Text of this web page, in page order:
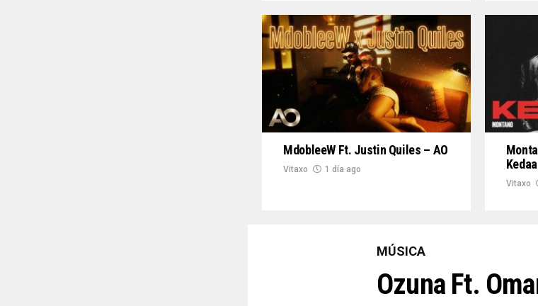
MdobleeW Ft. Justin Quiles – AO
Vitaxo 1 día ago
Vitaxo
MÚSICA
Ozuna Ft.